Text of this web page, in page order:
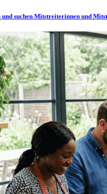
und suchen Mitstreiterinnen und